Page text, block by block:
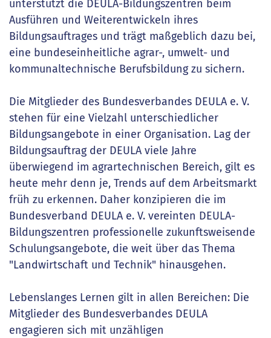
unterstützt die DEULA-Bildungszentren beim
Ausführen und Weiterentwickeln ihres
Bildungsauftrages und trägt maßgeblich dazu bei,
eine bundeseinheitliche agrar-, umwelt- und
kommunaltechnische Berufsbildung zu sichern.
Die Mitglieder des Bundesverbandes DEULA e. V.
stehen für eine Vielzahl unterschiedlicher
Bildungsangebote in einer Organisation. Lag der
Bildungsauftrag der DEULA viele Jahre
überwiegend im agrartechnischen Bereich, gilt es
heute mehr denn je, Trends auf dem Arbeitsmarkt
früh zu erkennen. Daher konzipieren die im
Bundesverband DEULA e. V. vereinten DEULA-
Bildungszentren professionelle zukunftsweisende
Schulungsangebote, die weit über das Thema
"Landwirtschaft und Technik" hinausgehen.
Lebenslanges Lernen gilt in allen Bereichen: Die
Mitglieder des Bundesverbandes DEULA
engagieren sich mit unzähligen